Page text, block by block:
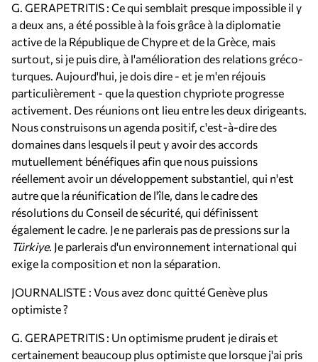
G. GERAPETRITIS : Ce qui semblait presque impossible il y
a deux ans, a été possible à la fois grâce à la diplomatie
active de la République de Chypre et de la Grèce, mais
surtout, si je puis dire, à l'amélioration des relations gréco-
turques. Aujourd'hui, je dois dire - et je m'en réjouis
particulièrement - que la question chypriote progresse
activement. Des réunions ont lieu entre les deux dirigeants.
Nous construisons un agenda positif, c'est-à-dire des
domaines dans lesquels il peut y avoir des accords
mutuellement bénéfiques afin que nous puissions
réellement avoir un développement substantiel, qui n'est
autre que la réunification de l'île, dans le cadre des
résolutions du Conseil de sécurité, qui définissent
également le cadre. Je ne parlerais pas de pressions sur la
Türkiye. Je parlerais d'un environnement international qui
exige la composition et non la séparation.
JOURNALISTE : Vous avez donc quitté Genève plus
optimiste ?
G. GERAPETRITIS : Un optimisme prudent je dirais et
certainement beaucoup plus optimiste que lorsque j'ai pris